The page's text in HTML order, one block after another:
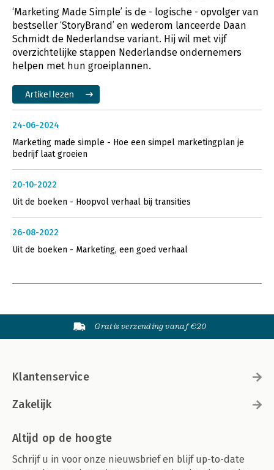
‘Marketing Made Simple’ is de - logische - opvolger van
bestseller ‘StoryBrand’ en wederom lanceerde Daan
Schmidt de Nederlandse variant. Hij wil met vijf
overzichtelijke stappen Nederlandse ondernemers
helpen met hun groeiplannen.
Artikel lezen
24-06-2024
Marketing made simple - Hoe een simpel marketingplan je
bedrijf laat groeien
20-10-2022
Uit de boeken - Hoopvol verhaal bij transities
26-08-2022
Uit de boeken - Marketing, een goed verhaal
Gratis verzending vanaf €20
Klantenservice
Zakelijk
Altijd op de hoogte
Schrijf u in voor onze nieuwsbrief en blijf up-to-date